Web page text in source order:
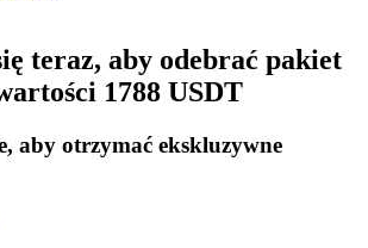
teraz, aby odebrać pakiet
1788 USDT
aby otrzymać ekskluzywne